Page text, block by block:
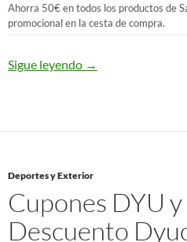
Ahorra 50€ en todos los productos de
promocional en la cesta de compra.
Sigue leyendo →
Deportes y Exterior
Cupones DYU
Descuento